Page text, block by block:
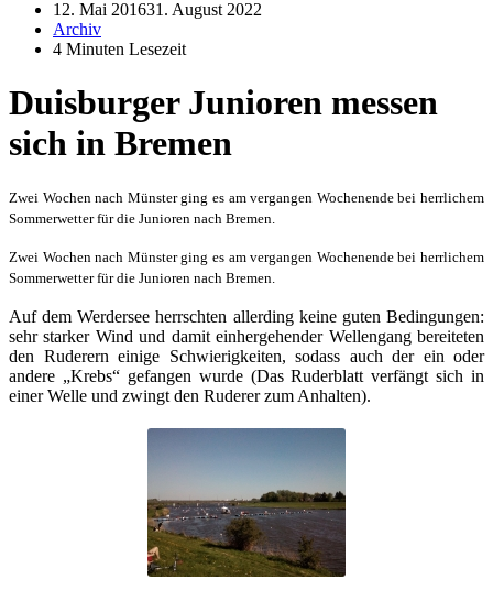
12. Mai 201631. August 2022
Archiv
4 Minuten Lesezeit
Duisburger Junioren messen
sich in Bremen
Zwei Wochen nach Münster ging es am vergangen Wochenende bei herrlichem
Sommerwetter für die Junioren nach Bremen.
Zwei Wochen nach Münster ging es am vergangen Wochenende bei herrlichem
Sommerwetter für die Junioren nach Bremen.
Auf dem Werdersee herrschten allerding keine guten Bedingungen:
sehr starker Wind und damit einhergehender Wellengang bereiteten
den Ruderern einige Schwierigkeiten, sodass auch der ein oder
andere „Krebs“ gefangen wurde (Das Ruderblatt verfängt sich in
einer Welle und zwingt den Ruderer zum Anhalten).